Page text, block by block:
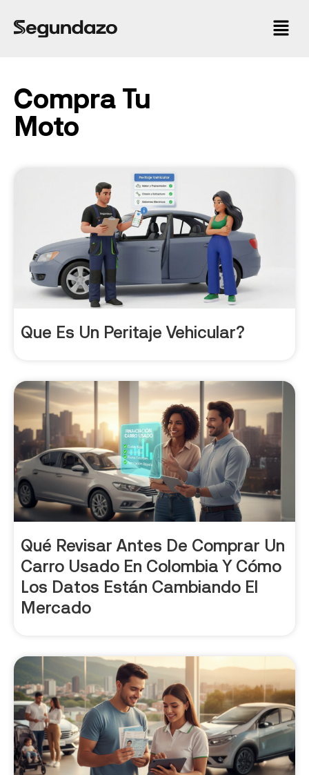
Compra Tu
Moto
Que Es Un Peritaje Vehicular?
Qué Revisar Antes De Comprar Un
Carro Usado En Colombia Y Cómo
Los Datos Están Cambiando El
Mercado